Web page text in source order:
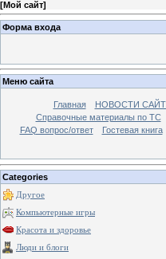
[Мой сайт]
Форма входа
Меню сайта
Главная НОВОСТИ
Справочные материалы по TС
FAQ вопрос/ответ
Гостевая книга
Categories
Другое
Компьютерные игры
Красота и здоровье
Люди и блоги